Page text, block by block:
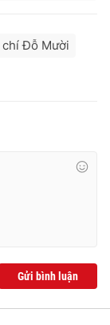
Đỗ Mười
Gửi bình luận